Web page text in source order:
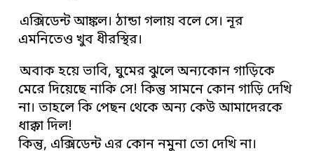
এক্সিডেন্ট আঙ্কল। ঠান্ডা গলায় বলে সে। নূর
এমনিতেও খুব ধীরস্থির।
অবাক হয়ে ভাবি, ঘুমের ঝুলে অন্যকোন গাড়িকে
মেরে দিয়েছে নাকি সে! কিন্তু সামনে কোন গাড়ি দেখি
না। তাহলে কি পেছন থেকে অন্য কেউ আমাদেরকে
ধাক্কা দিল!
কিন্তু, এক্সিডেন্ট এর কোন নমুনা তো দেখি না।